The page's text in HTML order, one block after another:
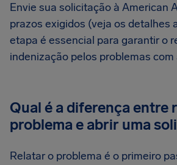
Envie sua solicitação à American
prazos exigidos (veja os detalhes
etapa é essencial para garantir o
indenização pelos problemas com
Qual é a diferença entre
problema e abrir uma
Relatar o problema é o primeiro